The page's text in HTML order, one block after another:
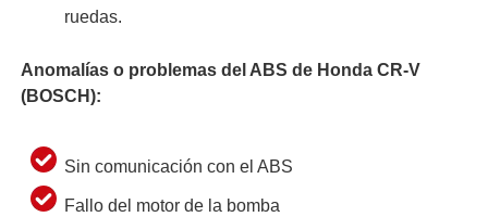
ruedas.
Anomalías o problemas del ABS de Honda CR-V
(BOSCH):
Sin comunicación con el ABS
Fallo del motor de la bomba